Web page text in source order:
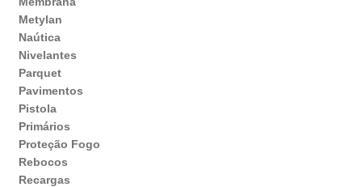
Metylan
Naútica
Nivelantes
Parquet
Pavimentos
Pistola
Primários
Proteção Fogo
Rebocos
Recargas